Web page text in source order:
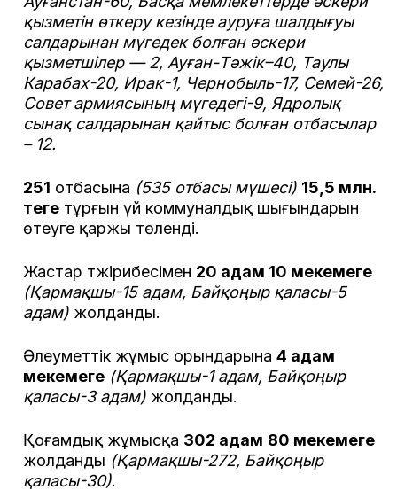
қызметін өткеру кезінде ауруға шалдығуы
салдарынан мүгедек болған әскери
қызметшілер — 2, Ауған-Тәжік–40, Таулы
Карабах-20, Ирак-1, Чернобыль-17, Семей-26,
Совет армиясының мүгедегі-9, Ядролық
сынақ салдарынан қайтыс болған отбасылар
– 12.
251 отбасына (535 отбасы мүшесі) 15,5 млн.
теңге тұрғын үй коммуналдық шығындарын
өтеуге қаржы төленді.
Жастар тәжірибесімен 20 адам 10 мекемеге
(Қармақшы-15 адам, Байқоңыр қаласы-5
адам) жолданды.
Әлеуметтік жұмыс орындарына 4 адам
мекемеге (Қармақшы-1 адам, Байқоңыр
қаласы-3 адам) жолданды.
Қоғамдық жұмысқа 302 адам 80 мекемеге
жолданды (Қармақшы-272, Байқоңыр
қаласы-30).